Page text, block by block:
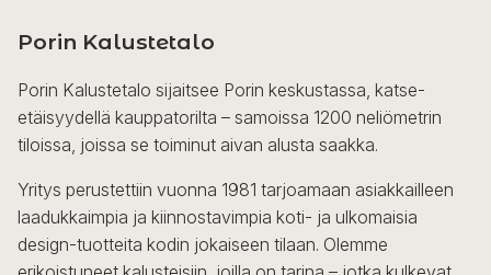
Porin Kalustetalo
Porin Kalustetalo sijaitsee Porin keskustassa, katse-
etäisyydellä kauppatorilta – samoissa 1200 neliömetrin
tiloissa, joissa se toiminut aivan alusta saakka.
Yritys perustettiin vuonna 1981 tarjoamaan asiakkailleen
laadukkaimpia ja kiinnostavimpia koti- ja ulkomaisia
design-tuotteita kodin jokaiseen tilaan. Olemme